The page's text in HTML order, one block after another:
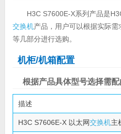
H3C S7600E-X系列产品是
交换机产品，用户可以根据实际
等几部分进行选购。
机柜/机箱配置
根据产品具体型号选择需
描述
H3C S7606E-X 以太网交换机主